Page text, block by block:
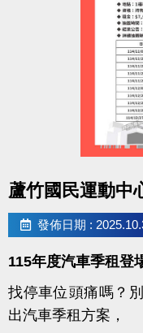
蘆竹國民運動中
發佈日期 :
115年度汽車季租登
找停車位頭痛嗎？
出汽車季租方案，